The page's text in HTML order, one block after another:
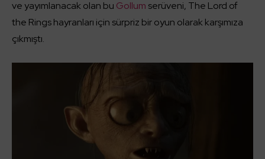
ve yayımlanacak olan bu Gollum serüveni, The Lord of
the Rings hayranları için sürpriz bir oyun olarak karşımıza
çıkmıştı.